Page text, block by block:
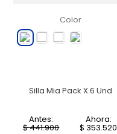
Color
Silla Mia Pack X 6 Und
Antes:
$441.900
Ahora:
$ 353.520